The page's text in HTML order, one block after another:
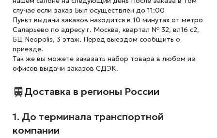
случае если заказ Был осуществлён до 11:00
Пункт выдачи заказов находится в 10 минутах от метро
Саларьево по адресу г. Москва, квартал № 32, вл16 с2,
БЦ Neopolis, 3 этаж. Перед выездом сообщить о
приезде.
Так же вы можете заказать набор товара в любом из
офисов выдачи заказов СДЭК.
Доставка в регионы России
1. До терминала транспортной
компании